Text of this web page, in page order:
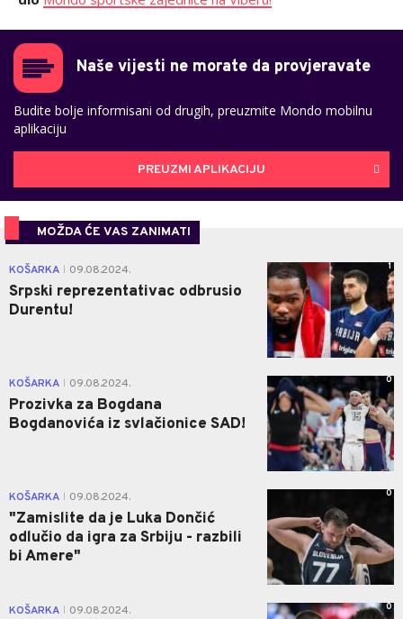
Naše vijesti ne morate da provjeravate
Budite bolje informisani od drugih, preuzmite Mondo mobilnu
aplikaciju
PREUZMI APLIKACIJU
MOŽDA ĆE VAS ZANIMATI
KOŠARKA 09.08.2024.
Srpski reprezentativac odbrusio
Durentu!
1
KOŠARKA 09.08.2024.
Prozivka za Bogdana
Bogdanovića iz svlačionice SAD!
0
KOŠARKA 09.08.2024.
"Zamislite da je Luka Dončić
odlučio da igra za Srbiju - razbili
bi Amere"
0
KOŠARKA 09.08.2024. 0